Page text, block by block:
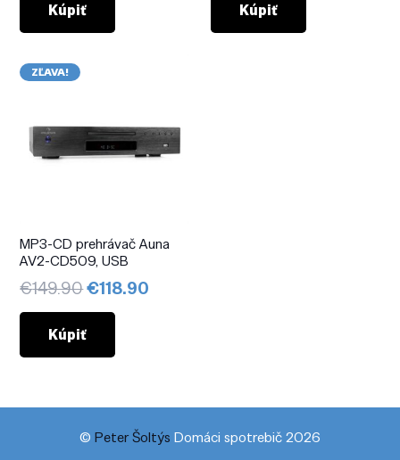
€139.90. €117.90.
Kúpiť
€139.90.
Kúpiť
ZĽAVA!
MP3-CD prehrávač Auna
AV2-CD509, USB
€149.90Pôvodná
cena
bola:
€149.90.
€118.90
Kúpiť
© Peter Šoltýs Domáci spotrebič 2026